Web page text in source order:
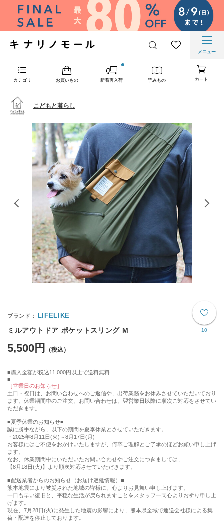
メニュー
カテゴリ お買いもの 新着再入荷 読みもの カート
こどもと暮らし
10
LIFELIKE
ミルアウトドア ポケットスリング M
5,500円
購入金額が税込11,000円以上で送料無料
［営業日のお知らせ］
土日・祝日は、お問い合わせへのご返信や、出荷業務をお休みさせていただいており
ます。休業期間中のご注文、お問い合わせは、翌営業日以降に順次ご対応をさせてい
ただきます。
■夏季休業のお知らせ■
誠に勝手ながら、以下の期間を夏季休業とさせていただきます。
・2025年8月11日(火)～8月17日(月)
お客様にはご不便をおかけいたしますが、何卒ご理解とご了承のほどお願い申し上げ
ます。
なお、休業期間中にいただいたお問い合わせやご注文につきましては、
【8月18日(火)】より順次対応させていただきます。
■配送業者からのお知らせ（お届け遅延情報）■
熊本地震により被災された地域の皆様に、心よりお見舞い申し上げます。
一日も早い復旧と、平穏な生活が戻られますことをスタッフ一同心よりお祈り申し上
げます。
現在、7月28日(火)に発生した地震の影響により、熊本県全域で運送会社様による集
荷・配達を停止しております。